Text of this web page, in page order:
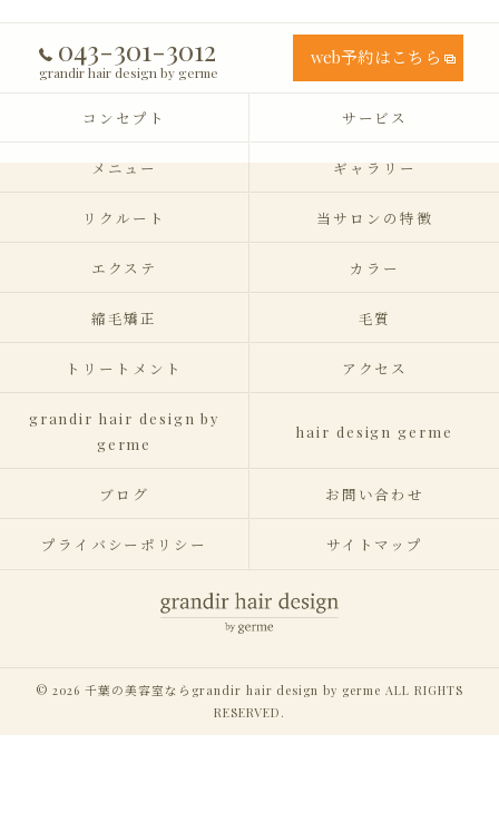
043-301-3012
grandir hair design by germe
web予約はこちら
コンセプト サービス
メニュー ギャラリー
リクルート 当サロンの特徴
エクステ カラー
縮毛矯正 毛質
トリートメント アクセス
grandir hair design by
germe
hair design germe
ブログ お問い合わせ
プライバシーポリシー サイトマップ
© 2026 千葉の美容室ならgrandir hair design by germe ALL RIGHTS
RESERVED.